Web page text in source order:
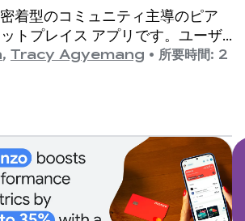
能を組み込み、売
た Karrot の事例
着型のコミュニティ主導のピア
トプレイス アプリです。ユーザ
みのユーザーと商品の売買や交換
ます。2015 年に韓国でリリース
プラットフォームはグローバル市
万人を超える登録ユーザーを獲
, Tracy Agyemang • 所要時間: 2